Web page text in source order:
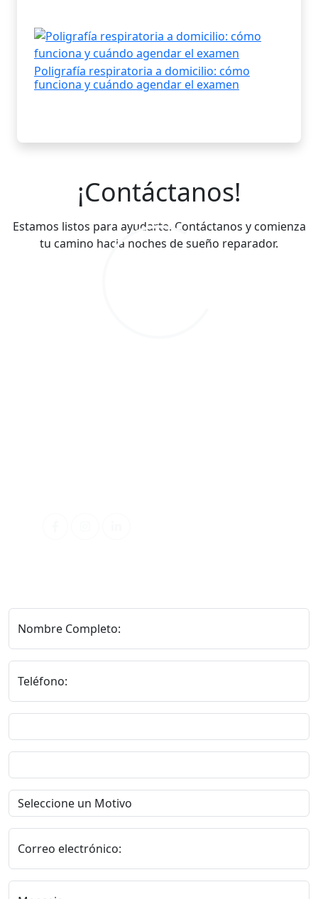
Poligrafía respiratoria a domicilio: cómo
funciona y cuándo agendar el examen
¡Contáctanos!
Estamos listos para ayudarte. Contáctanos y comienza
tu camino hacia noches de sueño reparador.
Nombre Completo:
Teléfono:
Correo electrónico: